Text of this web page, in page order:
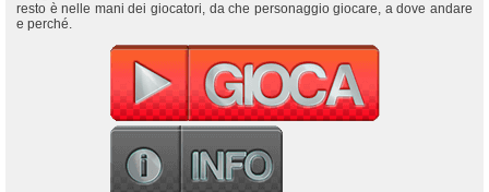
resto è nelle mani dei giocatori, da che personaggio giocare, a dove andare
e perché.